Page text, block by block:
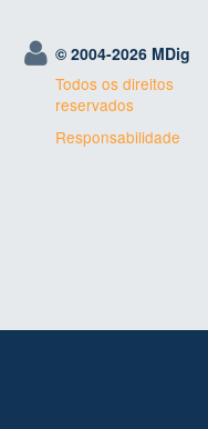
© 2004-2026 MDig
Todos os direitos
reservados
Responsabilidade